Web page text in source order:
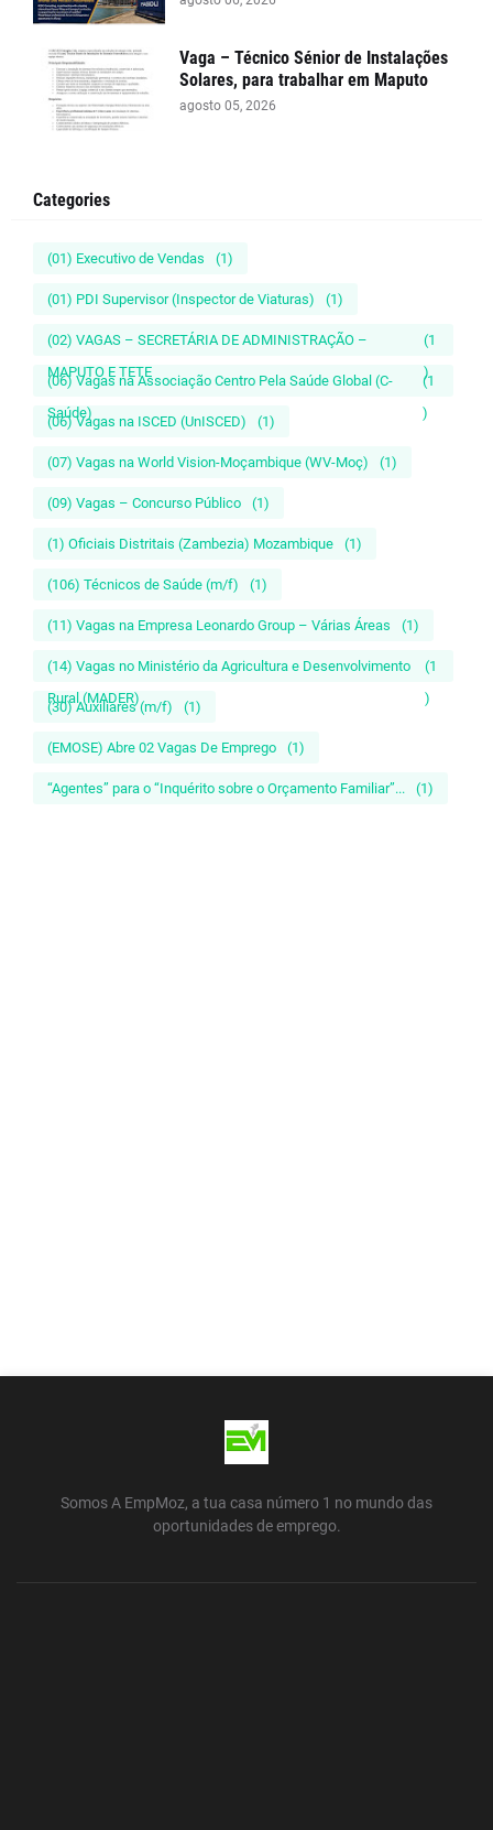
Vaga – Técnico Sénior de Instalações
Solares, para trabalhar em Maputo
agosto 05, 2026
Categories
(01) Executivo de Vendas (1)
(01) PDI Supervisor (Inspector de Viaturas) (1)
(02) VAGAS – SECRETÁRIA DE ADMINISTRAÇÃO –
MAPUTO E TETE
(1
)
(06) Vagas na Associação Centro Pela Saúde Global (C-
Saúde)
(1
)
(06) Vagas na ISCED (UnISCED) (1)
(07) Vagas na World Vision-Moçambique (WV-Moç) (1)
(09) Vagas – Concurso Público (1)
(1) Oficiais Distritais (Zambezia) Mozambique (1)
(106) Técnicos de Saúde (m/f) (1)
(11) Vagas na Empresa Leonardo Group – Várias Áreas (1)
(14) Vagas no Ministério da Agricultura e Desenvolvimento
Rural (MADER)
(1
)
(30) Auxiliares (m/f) (1)
(EMOSE) Abre 02 Vagas De Emprego (1)
“Agentes” para o “Inquérito sobre o Orçamento Familiar”... (1)
Somos A EmpMoz, a tua casa número 1 no mundo das
oportunidades de emprego.